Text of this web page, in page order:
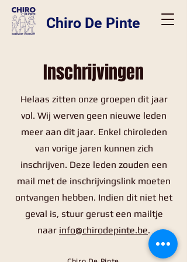
Chiro De Pinte
Inschrijvingen
Helaas zitten onze groepen dit jaar
vol. Wij werven geen nieuwe leden
meer aan dit jaar. Enkel chiroleden
van vorige jaren kunnen zich
inschrijven. Deze leden zouden een
mail met de inschrijvingslink moeten
ontvangen hebben. Indien dit niet het
geval is, stuur gerust een mailtje
naar info@chirodepinte.be.